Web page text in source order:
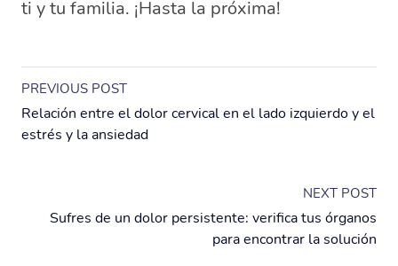
ti y tu familia. ¡Hasta la próxima!
PREVIOUS POST
Relación entre el dolor cervical en el lado izquierdo y el
estrés y la ansiedad
NEXT POST
Sufres de un dolor persistente: verifica tus órganos
para encontrar la solución